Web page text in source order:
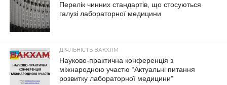
Перелік чинних стандартів, що стосуються
галузі лабораторної медицини
ДІЯЛЬНІСТЬ ВАКХЛМ
Науково-практична конференція з
міжнародною участю “Актуальні питання
розвитку лабораторної медицини”